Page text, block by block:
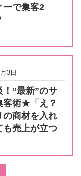
ーで集客2
3日
！”最新”のサ
客術★「え？
の商材を入れ
も売上が立つ